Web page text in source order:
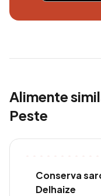
Alimente
Peste
Conserva
Delhaize